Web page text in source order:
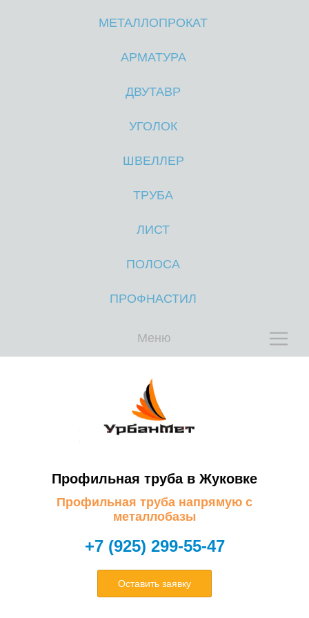
МЕТАЛЛОПРОКАТ
АРМАТУРА
ДВУТАВР
УГОЛОК
ШВЕЛЛЕР
ТРУБА
ЛИСТ
ПОЛОСА
ПРОФНАСТИЛ
Меню
М
Е
Профильная труба в Жуковке
Профильная труба напрямую с
металлобазы
+7 (925) 299-55-47
Оставить заявку
М
Е